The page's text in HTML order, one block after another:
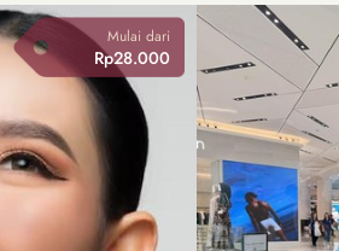
Mulai dari
Rp28.000